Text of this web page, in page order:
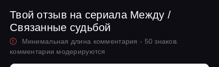
Твой отзыв на сериала Между /
Связанные судьбой
Минимальная длина комментария - 50 знаков.
комментарии модерируются